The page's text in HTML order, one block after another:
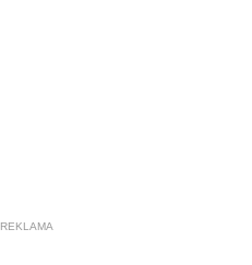
REKLAMA